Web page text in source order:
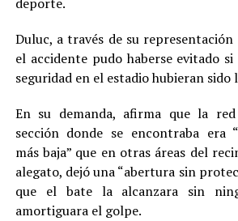
Duluc, a través de su
el accidente pudo haberse evitado
seguridad en el estadio hubieran sido
En su demanda, afirma que la
sección donde se encontraba era
más baja” que en otras áreas del
alegato, dejó una “abertura sin
que el bate la alcanzara sin
amortiguara el golpe.